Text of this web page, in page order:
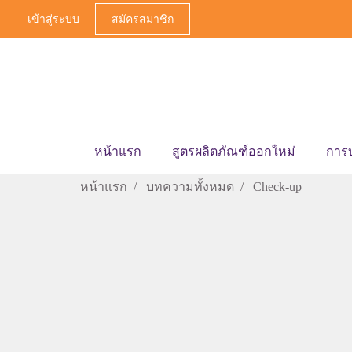
เข้าสู่ระบบ สมัครสมาชิก
หน้าแรก สูตรผลิตภัณฑ์ออกใหม่ การ
หน้าแรก บทความทั้งหมด Check-up